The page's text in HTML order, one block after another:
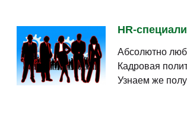
HR-
Абсолютно
Кадровая
Узнаем же